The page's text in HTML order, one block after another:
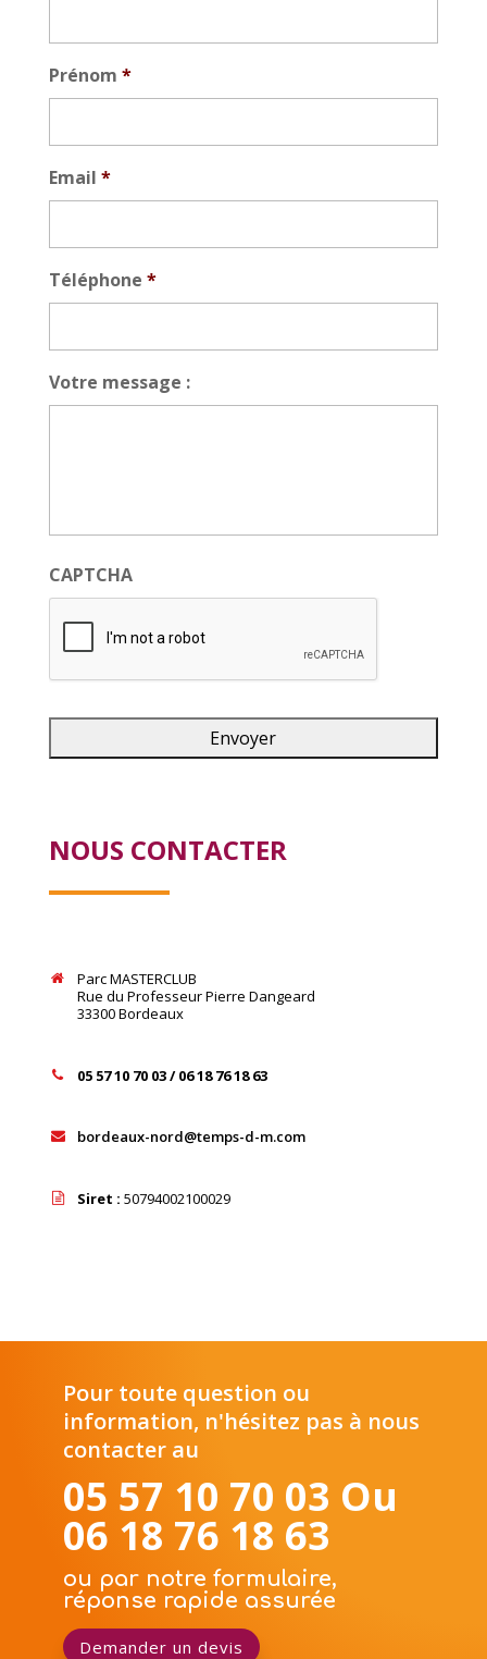
Prénom *
Email *
Téléphone *
Votre message :
CAPTCHA
NOUS CONTACTER
Parc MASTERCLUB
Rue du Professeur Pierre Dangeard
33300 Bordeaux
05 57 10 70 03 /06 18 76 18 63
bordeaux-nord@temps-d-m.com
Siret : 50794002100029
Pour toute question ou
information, n'hésitez pas à nous
contacter au
05 57 10 70 03 Ou
06 18 76 18 63
ou par notre formulaire,
réponse rapide assurée
Demander un devis